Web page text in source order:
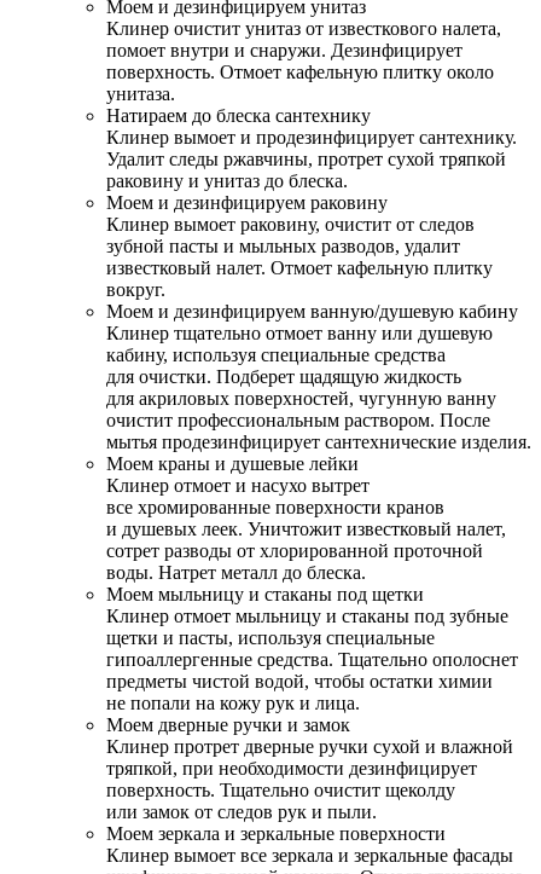
Моем и дезинфицируем унитаз
Клинер очистит унитаз от известкового налета,
помоет внутри и снаружи. Дезинфицирует
поверхность. Отмоет кафельную плитку около
унитаза.
Натираем до блеска сантехнику
Клинер вымоет и продезинфицирует сантехнику.
Удалит следы ржавчины, протрет сухой тряпкой
раковину и унитаз до блеска.
Моем и дезинфицируем раковину
Клинер вымоет раковину, очистит от следов
зубной пасты и мыльных разводов, удалит
известковый налет. Отмоет кафельную плитку
вокруг.
Моем и дезинфицируем ванную/душевую кабину
Клинер тщательно отмоет ванну или душевую
кабину, используя специальные средства
для очистки. Подберет щадящую жидкость
для акриловых поверхностей, чугунную ванну
очистит профессиональным раствором. После
мытья продезинфицирует сантехнические изделия.
Моем краны и душевые лейки
Клинер отмоет и насухо вытрет
все хромированные поверхности кранов
и душевых леек. Уничтожит известковый налет,
сотрет разводы от хлорированной проточной
воды. Натрет металл до блеска.
Моем мыльницу и стаканы под щетки
Клинер отмоет мыльницу и стаканы под зубные
щетки и пасты, используя специальные
гипоаллергенные средства. Тщательно ополоснет
предметы чистой водой, чтобы остатки химии
не попали на кожу рук и лица.
Моем дверные ручки и замок
Клинер протрет дверные ручки сухой и влажной
тряпкой, при необходимости дезинфицирует
поверхность. Тщательно очистит щеколду
или замок от следов рук и пыли.
Моем зеркала и зеркальные поверхности
Клинер вымоет все зеркала и зеркальные фасады